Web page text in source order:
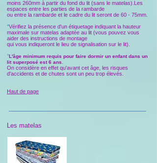
moins 260mm à partir du fond du lit (sans le matelas).Les
espaces entre les parties de la rambarde
ou entre la rambarde et le cadre du lit seront de 60 - 75mm.
°Vérifiez la présence d'un étiquetage indiquant la hauteur
maximale sur matelas adaptée au lit (vous pouvez vous
aider des instructions de montage
qui vous indiqueront le lieu de signalisation sur le lit).
°L'âge minimum requis pour faire dormir un enfant dans un
lit superposé est 6 ans
On considère en effet qu'avant cet âge, les risques
d'accidents et de chutes sont un peu trop élevés.
Haut de page
Les matelas